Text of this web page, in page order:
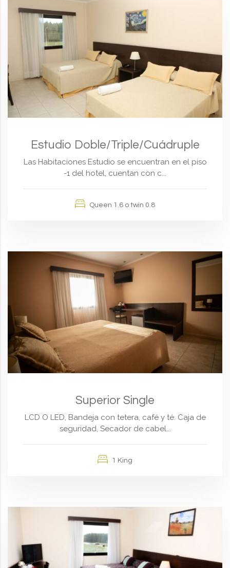
Estudio Doble/Triple/Cuádruple
Las Habitaciones Estudio se encuentran en el piso
-1 del hotel, cuentan con c...
Queen 1.6 o twin 0.8
Superior Single
LCD O LED, Bandeja con tetera, café y té. Caja de
seguridad, Secador de cabel...
1 King